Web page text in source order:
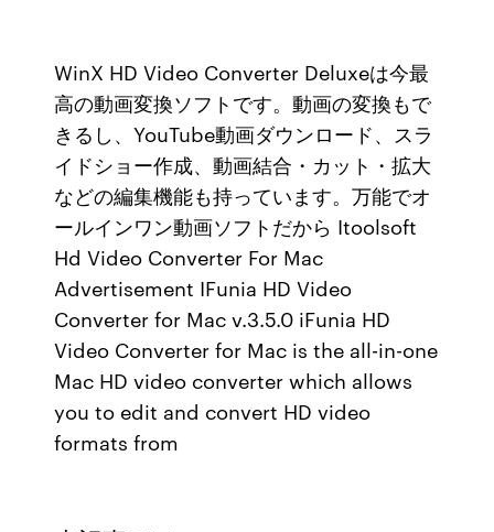
WinX HD Video Converter Deluxeは今最
高の動画変換ソフトです。動画の変換もで
きるし、YouTube動画ダウンロード、スラ
イドショー作成、動画結合・カット・拡大
などの編集機能も持っています。万能でオ
ールインワン動画ソフトだから Itoolsoft
Hd Video Converter For Mac
Advertisement IFunia HD Video
Converter for Mac v.3.5.0 iFunia HD
Video Converter for Mac is the all-in-one
Mac HD video converter which allows
you to edit and convert HD video
formats from